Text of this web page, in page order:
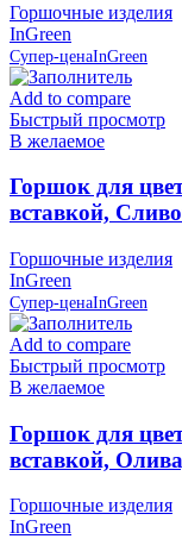
Горшочные изделия
InGreen
Супер-ценаInGreen
Add to compare
Быстрый просмотр
В желаемое
Горшок для
вставкой,
Горшочные изделия
InGreen
Супер-ценаInGreen
Add to compare
Быстрый просмотр
В желаемое
Горшок для
вставкой,
Горшочные изделия
InGreen